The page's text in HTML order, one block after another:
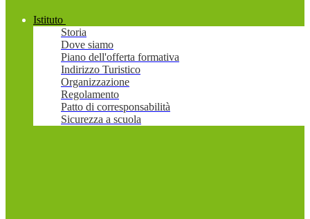
Istituto
Storia
Dove siamo
Piano dell'offerta formativa
Indirizzo Turistico
Organizzazione
Regolamento
Patto di corresponsabilità
Sicurezza a scuola